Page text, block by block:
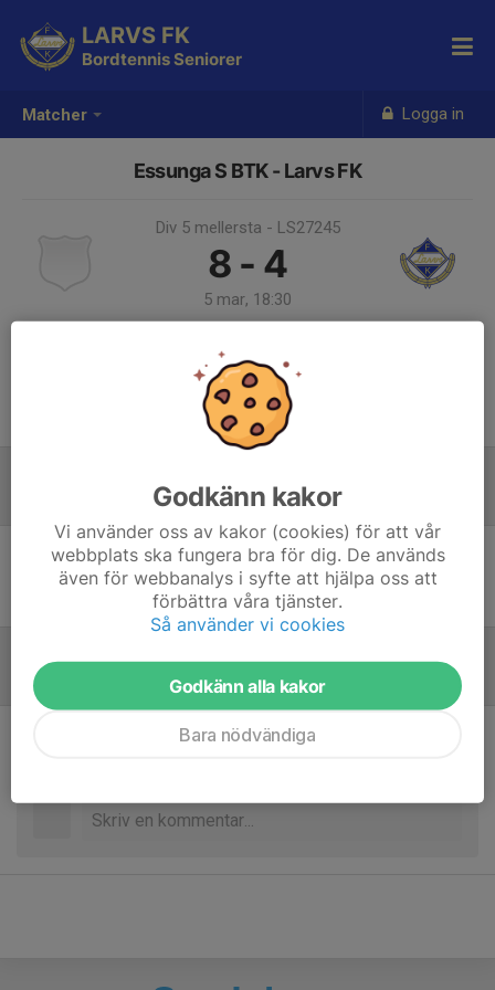
Matcher Logga in
LARVS FK
Bordtennis Seniorer
Essunga S BTK - Larvs FK
Div 5 mellersta - LS27245
8 - 4
5 mar, 18:30
Samling 17:30
Laguppställning
Ingen uppställning ifylld
Referat
Godkänn kakor
Vi använder oss av kakor (cookies) för att vår
webbplats ska fungera bra för dig. De används
även för webbanalys i syfte att hjälpa oss att
förbättra våra tjänster.
Så använder vi cookies
Godkänn alla kakor
Bara nödvändiga